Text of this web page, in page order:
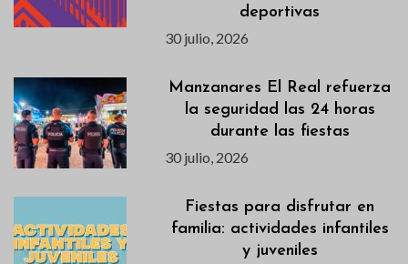
deportivas
30 julio, 2026
Manzanares El Real refuerza
la seguridad las 24 horas
durante las fiestas
30 julio, 2026
Fiestas para disfrutar en
familia: actividades infantiles
y juveniles